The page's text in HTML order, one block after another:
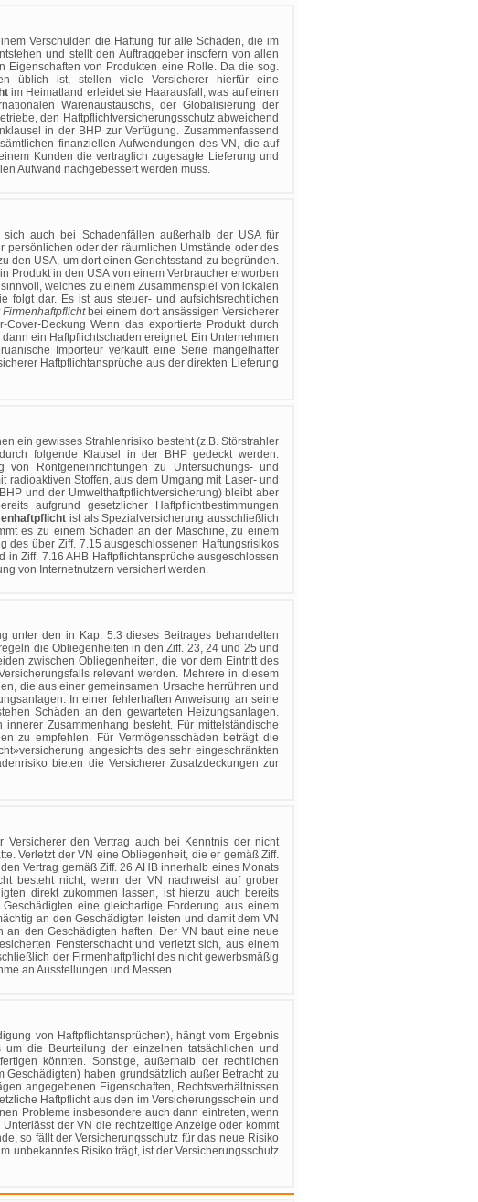
Verschulden die Haftung für alle Schäden, die im
und stellt den Auftraggeber insofern von allen
Eigenschaften von Produkten eine Rolle. Da die sog.
üblich ist, stellen viele Versicherer hierfür eine
im Heimatland erleidet sie Haarausfall, was auf einen
Warenaustauschs, der Globalisierung der
den Haftpflichtversicherungsschutz abweichend
in der BHP zur Verfügung. Zusammenfassend
finanziellen Aufwendungen des VN, die auf
Kunden die vertraglich zugesagte Lieferung und
Aufwand nachgebessert werden muss.
auch bei Schadenfällen außerhalb der USA für
persönlichen oder der räumlichen Umstände oder des
den USA, um dort einen Gerichtsstand zu begründen.
Produkt in den USA von einem Verbraucher erworben
welches zu einem Zusammenspiel von lokalen
folgt dar. Es ist aus steuer- und aufsichtsrechtlichen
bei einem dort ansässigen Versicherer
Deckung Wenn das exportierte Produkt durch
ein Haftpflichtschaden ereignet. Ein Unternehmen
Importeur verkauft eine Serie mangelhafter
Haftpflichtansprüche aus der direkten Lieferung
ein gewisses Strahlenrisiko besteht (z.B. Störstrahler
folgende Klausel in der BHP gedeckt werden.
Röntgeneinrichtungen zu Untersuchungs- und
radioaktiven Stoffen, aus dem Umgang mit Laser- und
und der Umwelthaftpflichtversicherung) bleibt aber
aufgrund gesetzlicher Haftpflichtbestimmungen
ist als Spezialversicherung ausschließlich
es zu einem Schaden an der Maschine, zu einem
des über Ziff. 7.15 ausgeschlossenen Haftungsrisikos
in Ziff. 7.16 AHB Haftpflichtansprüche ausgeschlossen
von Internetnutzern versichert werden.
unter den in Kap. 5.3 dieses Beitrages behandelten
die Obliegenheiten in den Ziff. 23, 24 und 25 und
zwischen Obliegenheiten, die vor dem Eintritt des
relevant werden. Mehrere in diesem
die aus einer gemeinsamen Ursache herrühren und
In einer fehlerhaften Anweisung an seine
Schäden an den gewarteten Heizungsanlagen.
Zusammenhang besteht. Für mittelständische
zu empfehlen. Für Vermögensschäden beträgt die
angesichts des sehr eingeschränkten
bieten die Versicherer Zusatzdeckungen zur
Versicherer den Vertrag auch bei Kenntnis der nicht
Verletzt der VN eine Obliegenheit, die er gemäß Ziff.
Vertrag gemäß Ziff. 26 AHB innerhalb eines Monats
besteht nicht, wenn der VN nachweist auf grober
direkt zukommen lassen, ist hierzu auch bereits
eine gleichartige Forderung aus einem
an den Geschädigten leisten und damit dem VN
an den Geschädigten haften. Der VN baut eine neue
Fensterschacht und verletzt sich, aus einem
der Firmenhaftpflicht des nicht gewerbsmäßig
an Ausstellungen und Messen.
von Haftpflichtansprüchen), hängt vom Ergebnis
die Beurteilung der einzelnen tatsächlichen und
könnten. Sonstige, außerhalb der rechtlichen
Geschädigten) haben grundsätzlich außer Betracht zu
angegebenen Eigenschaften, Rechtsverhältnissen
Haftpflicht aus den im Versicherungsschein und
Probleme insbesondere auch dann eintreten, wenn
der VN die rechtzeitige Anzeige oder kommt
so fällt der Versicherungsschutz für das neue Risiko
unbekanntes Risiko trägt, ist der Versicherungsschutz